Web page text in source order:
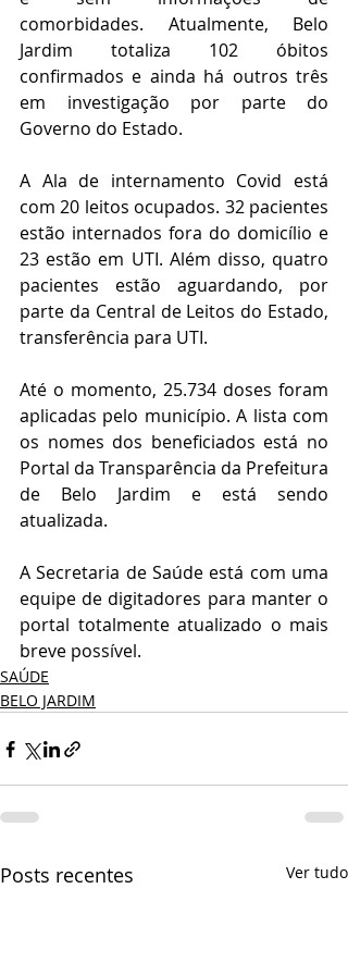
comorbidades. Atualmente, Belo
Jardim totaliza 102 óbitos
confirmados e ainda há outros três
em investigação por parte do
Governo do Estado.
A Ala de internamento Covid está
com 20 leitos ocupados. 32 pacientes
estão internados fora do domicílio e
23 estão em UTI. Além disso, quatro
pacientes estão aguardando, por
parte da Central de Leitos do Estado,
transferência para UTI.
Até o momento, 25.734 doses foram
aplicadas pelo município. A lista com
os nomes dos beneficiados está no
Portal da Transparência da Prefeitura
de Belo Jardim e está sendo
atualizada.
A Secretaria de Saúde está com uma
equipe de digitadores para manter o
portal totalmente atualizado o mais
breve possível.
SAÚDE
BELO JARDIM
Posts recentes Ver tudo